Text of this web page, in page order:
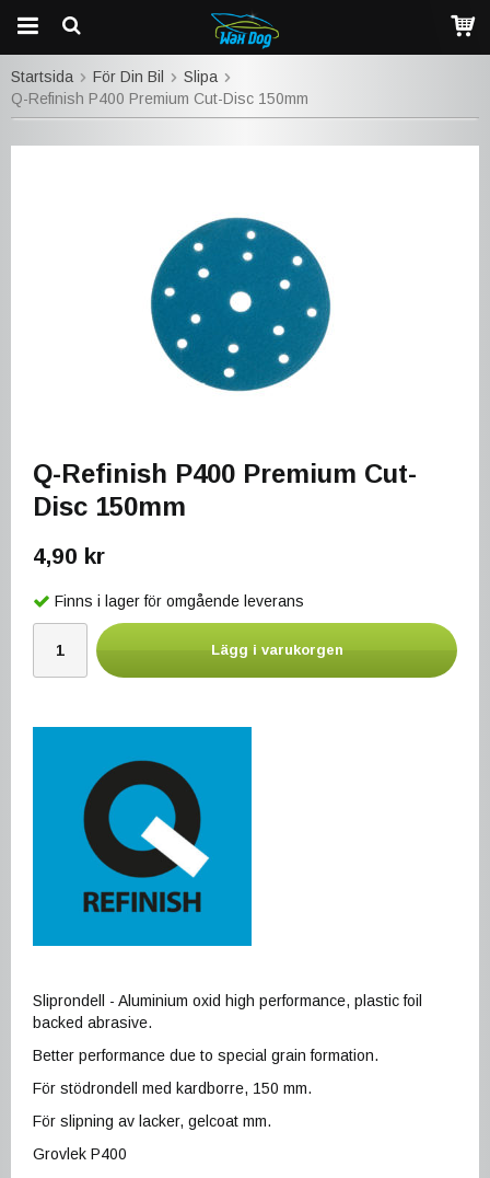
Startsida För Din Bil
Slipa
Q-Refinish P400 Premium Cut-Disc 150mm
Q-Refinish P400 Premium Cut-
Disc 150mm
4,90 kr
Finns i lager för omgående leverans
Lägg i varukorgen
Sliprondell - Aluminium oxid high performance, plastic foil
backed abrasive.
Better performance due to special grain formation.
För stödrondell med kardborre, 150 mm.
För slipning av lacker, gelcoat mm.
Grovlek P400